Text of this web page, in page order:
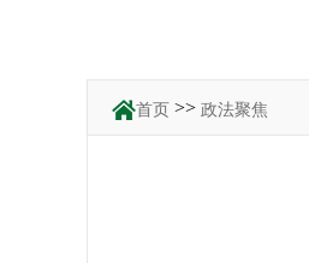
首页 >> 政法聚焦